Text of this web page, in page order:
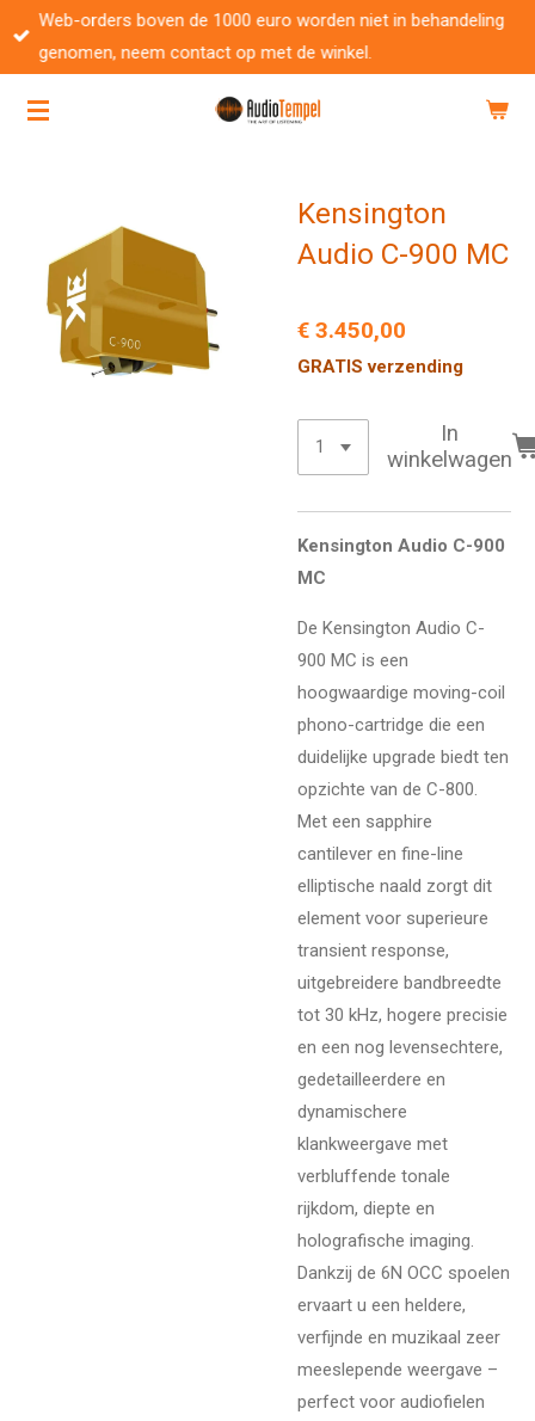
Ga
direct
de
Web-orders boven de 1000 euro worden niet in behandeling
genomen, neem contact op met de winkel.
Kensington
Audio C-900 MC
€ 3.450,00
GRATIS verzending
In
winkelwagen
Kensington Audio C-900
MC
De Kensington Audio C-
900 MC is een
hoogwaardige moving-coil
phono-cartridge die een
duidelijke upgrade biedt ten
opzichte van de C-800.
Met een sapphire
cantilever en fine-line
elliptische naald zorgt dit
element voor superieure
transient response,
uitgebreidere bandbreedte
tot 30 kHz, hogere precisie
en een nog levensechtere,
gedetailleerdere en
dynamischere
klankweergave met
verbluffende tonale
rijkdom, diepte en
holografische imaging.
Dankzij de 6N OCC spoelen
ervaart u een heldere,
verfijnde en muzikaal zeer
meeslepende weergave –
perfect voor audiofielen